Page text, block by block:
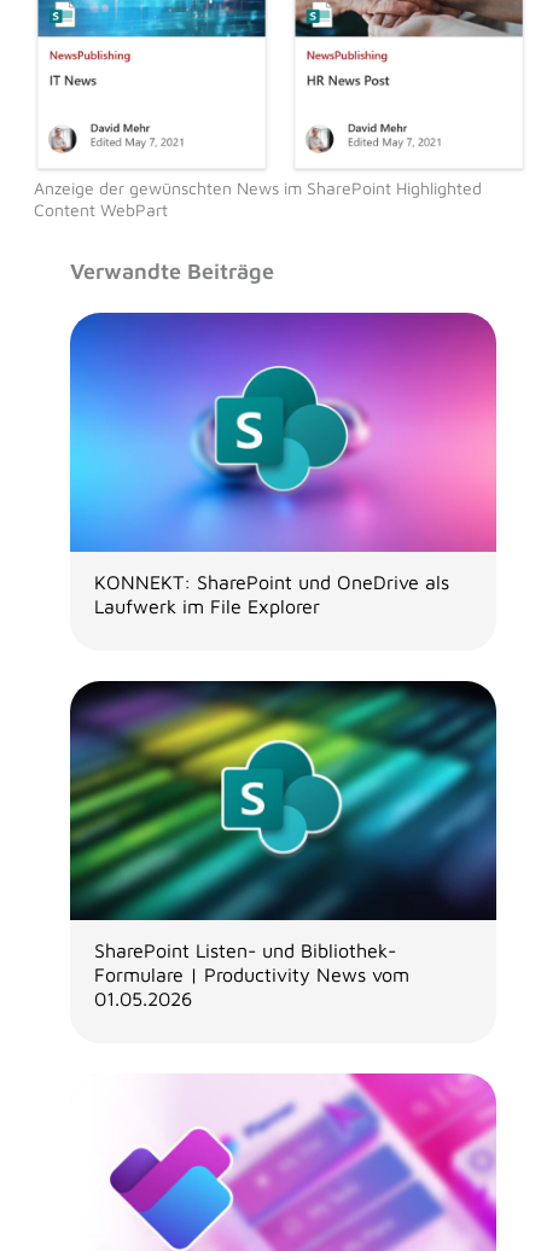
Anzeige der gewünschten News im SharePoint Highlighted
Content WebPart
Verwandte Beiträge
KONNEKT: SharePoint und OneDrive als
Laufwerk im File Explorer
SharePoint Listen- und Bibliothek-
Formulare | Productivity News vom
01.05.2026